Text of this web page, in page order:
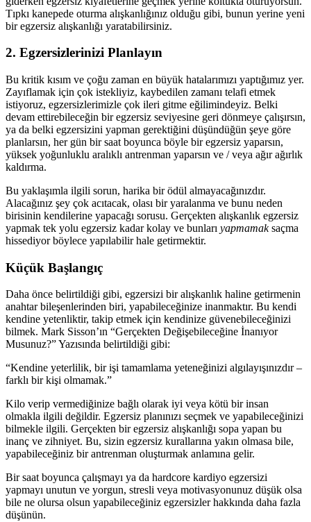
Tıpkı kanepede oturma alışkanlığınız olduğu gibi, bunun yerine yeni
bir egzersiz alışkanlığı yaratabilirsiniz.
2. Egzersizlerinizi Planlayın
Bu kritik kısım ve çoğu zaman en büyük hatalarımızı yaptığımız yer.
Zayıflamak için çok istekliyiz, kaybedilen zamanı telafi etmek
istiyoruz, egzersizlerimizle çok ileri gitme eğilimindeyiz. Belki
devam ettirebileceğin bir egzersiz seviyesine geri dönmeye çalışırsın,
ya da belki egzersizini yapman gerektiğini düşündüğün şeye göre
planlarsın, her gün bir saat boyunca böyle bir egzersiz yaparsın,
yüksek yoğunluklu aralıklı antrenman yaparsın ve / veya ağır ağırlık
kaldırma.
Bu yaklaşımla ilgili sorun, harika bir ödül almayacağınızdır.
Alacağınız şey çok acıtacak, olası bir yaralanma ve bunu neden
birisinin kendilerine yapacağı sorusu. Gerçekten alışkanlık egzersiz
yapmak tek yolu egzersiz kadar kolay ve bunları yapmamaksaçma
hissediyor böylece yapılabilir hale getirmektir.
Küçük Başlangıç
Daha önce belirtildiği gibi, egzersizi bir alışkanlık haline getirmenin
anahtar bileşenlerinden biri, yapabileceğinize inanmaktır. Bu kendi
kendine yetenliktir, takip etmek için kendinize güvenebileceğinizi
bilmek. Mark Sisson’ın “Gerçekten Değişebileceğine İnanıyor
Musunuz?” Yazısında belirtildiği gibi:
“Kendine yeterlilik, bir işi tamamlama yeteneğinizi algılayışınızdır –
farklı bir kişi olmamak.”
Kilo verip vermediğinize bağlı olarak iyi veya kötü bir insan
olmakla ilgili değildir. Egzersiz planınızı seçmek ve yapabileceğinizi
bilmekle ilgili. Gerçekten bir egzersiz alışkanlığı sopa yapan bu
inanç ve zihniyet. Bu, sizin egzersiz kurallarına yakın olmasa bile,
yapabileceğiniz bir antrenman oluşturmak anlamına gelir.
Bir saat boyunca çalışmayı ya da hardcore kardiyo egzersizi
yapmayı unutun ve yorgun, stresli veya motivasyonunuz düşük olsa
bile ne olursa olsun yapabileceğiniz egzersizler hakkında daha fazla
düşünün.